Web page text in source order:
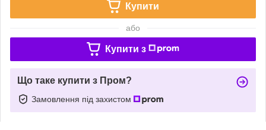
Купити
або
Купити з
Що таке купити з Пром?
Замовлення під захистом